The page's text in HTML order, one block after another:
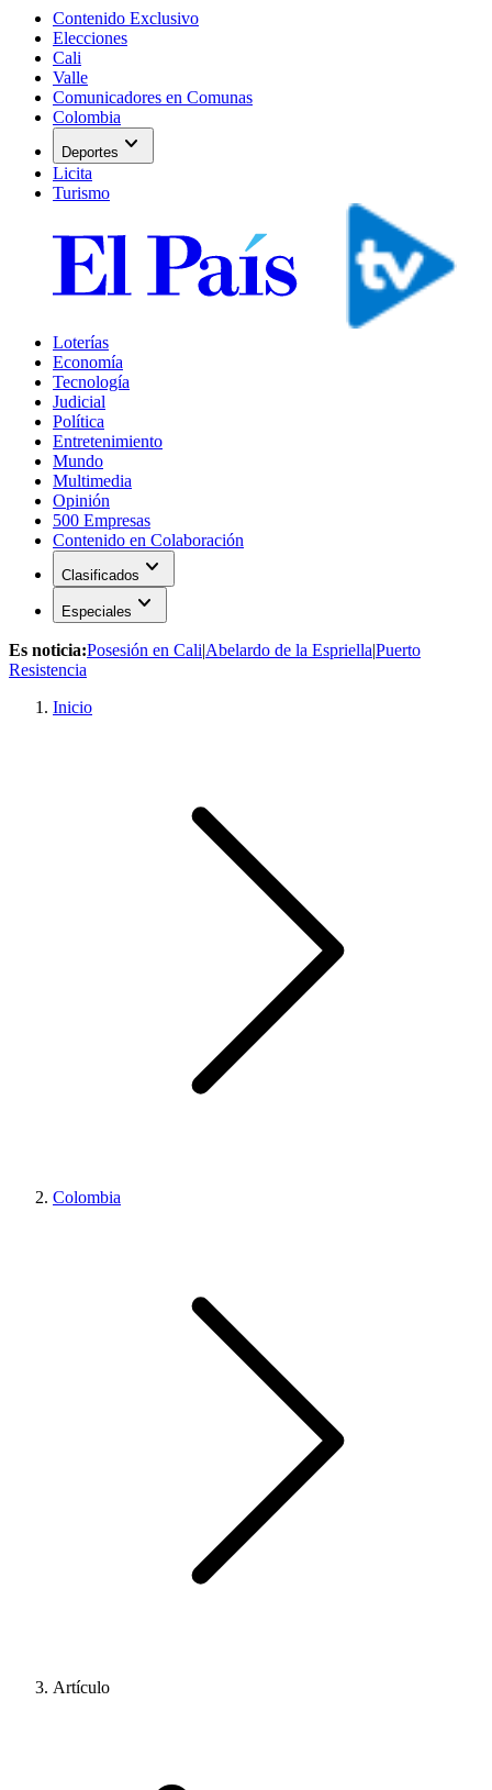
Contenido Exclusivo
Elecciones
Cali
Valle
Comunicadores en Comunas
Colombia
Deportes expand_more
Licita
Turismo
Loterías
Economía
Tecnología
Judicial
Política
Entretenimiento
Mundo
Multimedia
Opinión
500 Empresas
Contenido en Colaboración
Clasificados expand_more
Especiales expand_more
Es noticia:Posesión en Cali|Abelardo de la Espriella|Puerto
Resistencia
Inicio
Colombia
Artículo